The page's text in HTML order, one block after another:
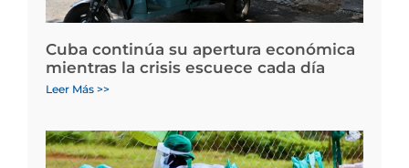
Cuba continúa su apertura económica
mientras la crisis escuece cada día
Leer Más >>